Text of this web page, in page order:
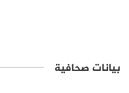
بيانات صحافية